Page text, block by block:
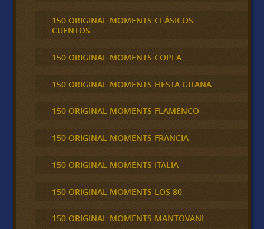
150 ORIGINAL MOMENTS CLÁSICOS
CUENTOS
150 ORIGINAL MOMENTS COPLA
150 ORIGINAL MOMENTS FIESTA GITANA
150 ORIGINAL MOMENTS FLAMENCO
150 ORIGINAL MOMENTS FRANCIA
150 ORIGINAL MOMENTS ITALIA
150 ORIGINAL MOMENTS LOS 80
150 ORIGINAL MOMENTS MANTOVANI